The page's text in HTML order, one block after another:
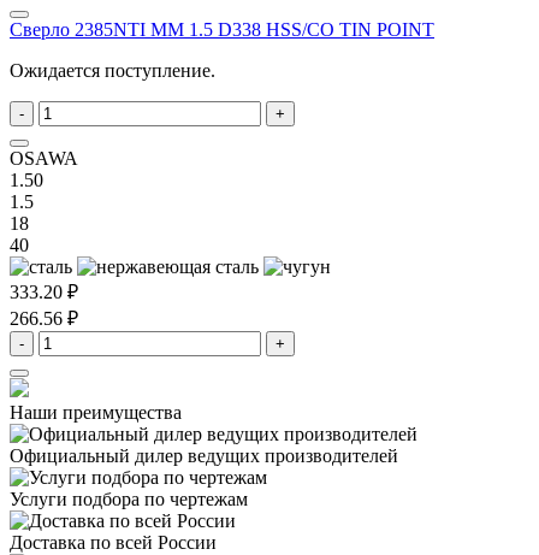
Сверло 2385NTI MM 1.5 D338 HSS/CO TIN POINT
Ожидается поступление.
- +
OSAWA
1.50
1.5
18
40
333.20 ₽
266.56 ₽
- +
Наши преимущества
Официальный дилер ведущих производителей
Услуги подбора по чертежам
Доставка по всей России